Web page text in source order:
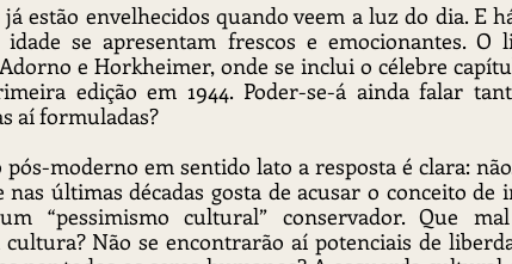
se apresentam frescos e emocionantes. O
e Horkheimer, onde se inclui o célebre
edição em 1944. Poder-se-á ainda falar
aí formuladas?
pós-moderno em sentido lato a resposta é clara:
últimas décadas gosta de acusar o conceito
“pessimismo cultural” conservador. Que
Não se encontrarão aí potenciais de